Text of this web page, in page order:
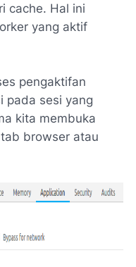
cache. Hal ini
yang aktif
pengaktifan
pada sesi yang
kita membuka
browser atau